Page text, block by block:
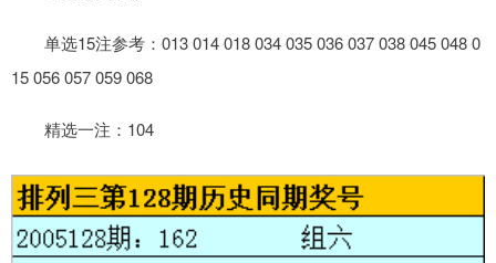
单选15注参考：013 014 018 034 035 036 037 038 045 048 0
15 056 057 059 068
精选一注：104